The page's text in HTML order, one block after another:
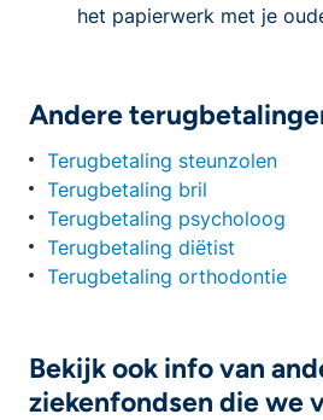
het papierwerk met je
Andere
Terugbetaling steunzolen
Terugbetaling bril
Terugbetaling psycholoog
Terugbetaling diëtist
Terugbetaling orthodontie
Bekijk ook info van
ziekenfondsen die we